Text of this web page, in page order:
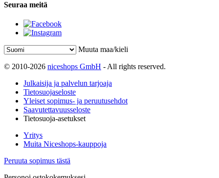
Seuraa meitä
Muuta maa/kieli
© 2010-2026 niceshops GmbH - All rights reserved.
Julkaisija ja palvelun tarjoaja
Tietosuojaseloste
Yleiset sopimus- ja peruutusehdot
Saavutettavuusseloste
Tietosuoja-asetukset
Yritys
Muita Niceshops-kauppoja
Peruuta sopimus tästä